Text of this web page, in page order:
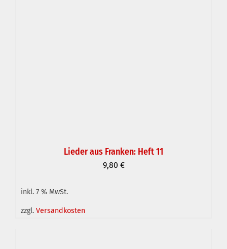
IN DEN WARENKORB
Lieder aus Franken: Heft 11
9,80 €
inkl. 7 % MwSt.
zzgl. Versandkosten